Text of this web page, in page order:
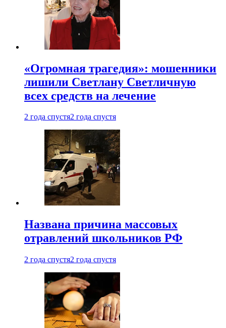
«Огромная трагедия»: мошенники
лишили Светлану Светличную
всех средств на лечение
2 года спустя2 года спустя
Названа причина массовых
отравлений школьников РФ
2 года спустя2 года спустя